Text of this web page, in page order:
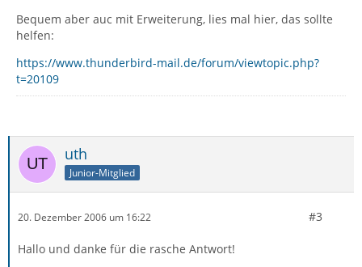
Bequem aber auc mit Erweiterung, lies mal hier, das sollte
helfen:
https://www.thunderbird-mail.de/forum/viewtopic.php?
t=20109
uth
Junior-Mitglied
20. Dezember 2006 um 16:22 #3
Hallo und danke für die rasche Antwort!